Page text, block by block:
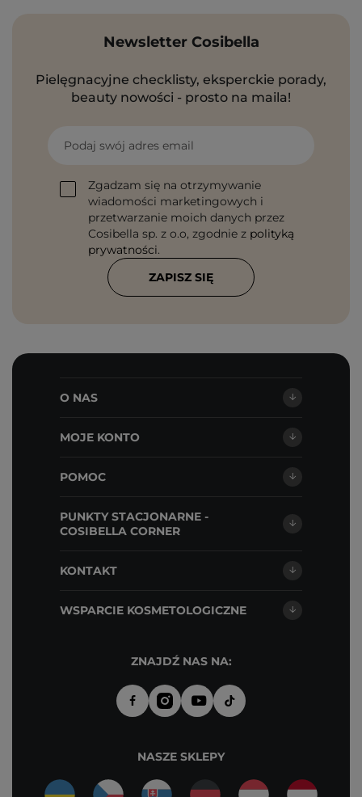
Newsletter Cosibella
Pielęgnacyjne checklisty, eksperckie porady,
beauty nowości - prosto na maila!
Podaj swój adres email
Zgadzam się na otrzymywanie
wiadomości marketingowych i
przetwarzanie moich danych przez
Cosibella sp. z o.o, zgodnie z polityką
prywatności.
ZAPISZ SIĘ
O NAS
MOJE KONTO
POMOC
PUNKTY STACJONARNE -
COSIBELLA CORNER
KONTAKT
WSPARCIE KOSMETOLOGICZNE
ZNAJDŹ NAS NA:
NASZE SKLEPY